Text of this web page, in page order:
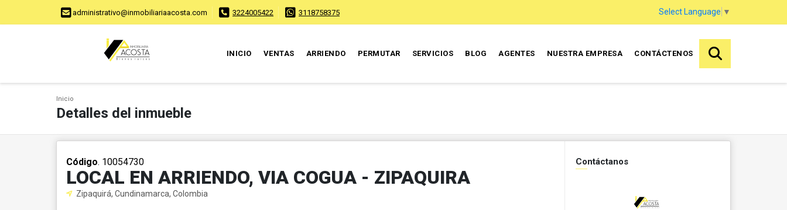
administrativo@inmobiliariaacosta.com 3224005422 3118758375 Select Language ▼
INICIO VENTAS ARRIENDO PERMUTAR SERVICIOS BLOG AGENTES NUESTRA EMPRESA CONTÁCTENOS
Inicio
Detalles del inmueble
Código. 10054730
LOCAL EN ARRIENDO, VIA COGUA - ZIPAQUIRA
Zipaquirá, Cundinamarca, Colombia
Contáctanos